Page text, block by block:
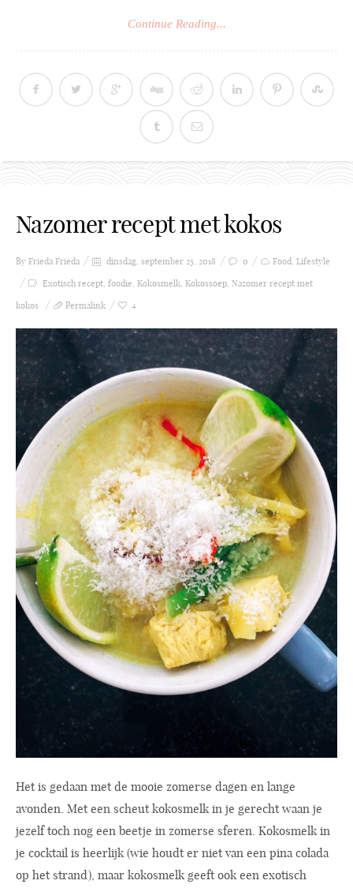
Continue Reading...
Nazomer recept met kokos
By Frieda Frieda dinsdag, september 25, 2018 0 Food, Lifestyle
Exotisch recept, foodie, Kokosmelk, Kokossoep, Nazomer recept met
kokos
Permalink 4
Het is gedaan met de mooie zomerse dagen en lange
avonden. Met een scheut kokosmelk in je gerecht waan je
jezelf toch nog een beetje in zomerse sferen. Kokosmelk in
je cocktail is heerlijk (wie houdt er niet van een pina colada
op het strand), maar kokosmelk geeft ook een exotisch